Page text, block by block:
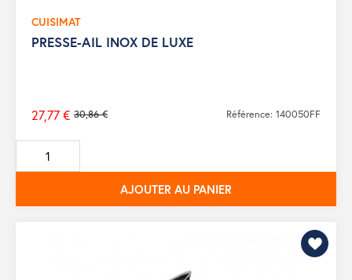
CUISIMAT
PRESSE-AIL INOX DE LUXE
Prix
de
base
30,86 €
27,77 € Référence: 140050FF
AJOUTER AU PANIER